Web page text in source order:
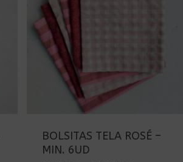
BOLSITAS TELA ROSÉ –
MIN. 6UD